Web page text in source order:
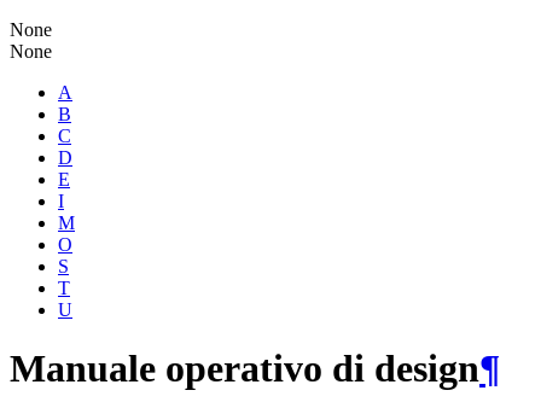
None
None
A
B
C
D
E
I
M
O
S
T
U
Manuale operativo di design¶